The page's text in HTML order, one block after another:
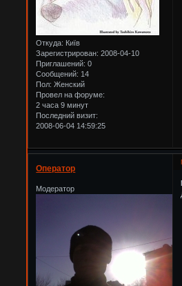
Откуда: Київ
Зарегистрирован: 2008-04-10
Приглашений: 0
Сообщений: 14
Пол: Женский
Провел на форуме:
2 часа 9 минут
Последний визит:
2008-06-04 14:59:25
Оператор
Модератор